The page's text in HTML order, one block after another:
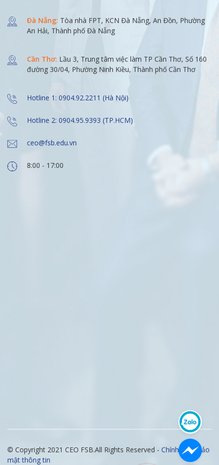
Đà Nẵng: Tòa nhà FPT, KCN Đà Nẵng, An Đồn, Phường
An Hải, Thành phố Đà Nẵng
Cần Thơ: Lầu 3, Trung tâm việc làm TP Cần Thơ, Số 160
đường 30/04, Phường Ninh Kiều, Thành phố Cần Thơ
Hotline 1: 0904.92.2211 (Hà Nội)
Hotline 2: 0904.95.9393 (TP.HCM)
ceo@fsb.edu.vn
8:00 - 17:00
© Copyright 2021 CEO FSB.All Rights Reserved - Chính sách bảo
mật thông tin